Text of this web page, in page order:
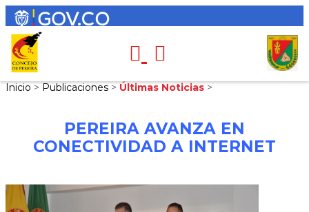
Inicio > Publicaciones > Últimas Noticias >
PEREIRA AVANZA EN
CONECTIVIDAD A INTERNET